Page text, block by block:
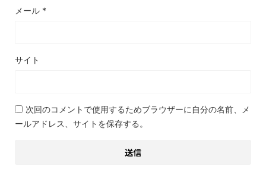
メール *
サイト
次回のコメントで使用するためブラウザーに自分の名前、メ
ールアドレス、サイトを保存する。